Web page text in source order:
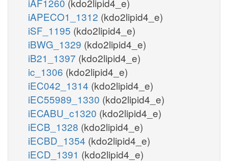
iAPECO1_1312 (kdo2lipid4_e)
iSF_1195 (kdo2lipid4_e)
iBWG_1329 (kdo2lipid4_e)
iB21_1397 (kdo2lipid4_e)
ic_1306 (kdo2lipid4_e)
iEC042_1314 (kdo2lipid4_e)
iEC55989_1330 (kdo2lipid4_e)
iECABU_c1320 (kdo2lipid4_e)
iECB_1328 (kdo2lipid4_e)
iECBD_1354 (kdo2lipid4_e)
iECD_1391 (kdo2lipid4_e)